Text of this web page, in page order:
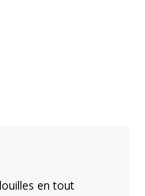
en tout